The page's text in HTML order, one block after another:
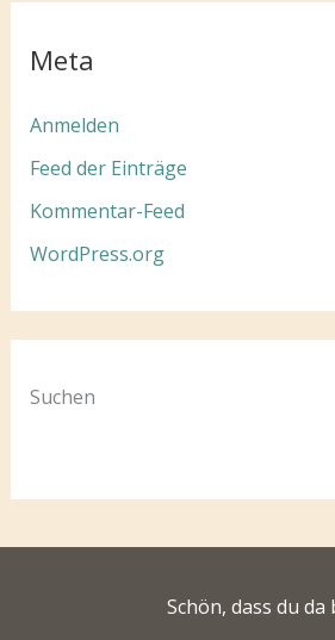
Meta
Anmelden
Feed der Einträge
Kommentar-Feed
WordPress.org
Suchen
Schön, dass du da